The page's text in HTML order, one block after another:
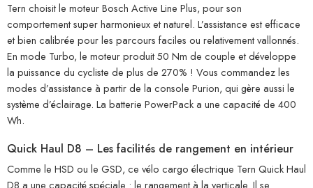
Tern choisit le moteur Bosch Active Line Plus, pour son
comportement super harmonieux et naturel. L’assistance est efficace
et bien calibrée pour les parcours faciles ou relativement vallonnés.
En mode Turbo, le moteur produit 50 Nm de couple et développe
la puissance du cycliste de plus de 270% ! Vous commandez les
modes d’assistance à partir de la console Purion, qui gère aussi le
système d’éclairage. La batterie PowerPack a une capacité de 400
Wh.
Quick Haul D8 – Les facilités de rangement en intérieur
Comme le HSD ou le GSD, ce vélo cargo électrique Tern Quick Haul
D8 a une capacité spéciale : le rangement à la verticale. Il se